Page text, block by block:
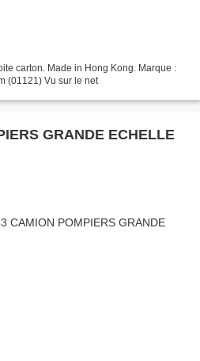
carton. Made in Hong Kong. Marque :
(01121) Vu sur le net
GRANDE ECHELLE